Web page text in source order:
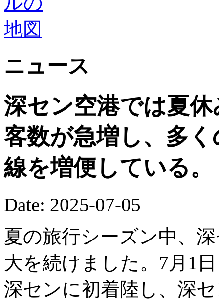
ニュース
深セン空港では夏
客数が急増し、多
線を増便している。
Date: 2025-07-05
夏の旅行シーズン中、
大を続けました。7月1
深センに初着陸し、深